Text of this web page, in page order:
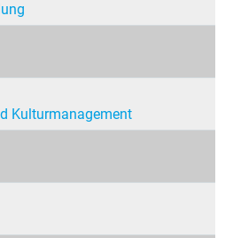
Kulturmanagement